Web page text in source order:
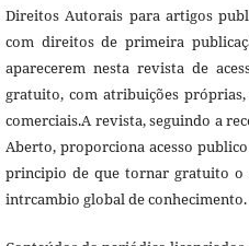
Direitos Autorais para artigos
com direitos de primeira
aparecerem nesta revista de
gratuito, com atribuições próprias,
comerciais.A revista, seguindo a
Aberto, proporciona acesso
principio de que tornar gratuito o
intrcambio global de conhecimento.